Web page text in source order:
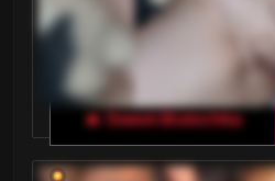
🔥 Sweet-Bulochka